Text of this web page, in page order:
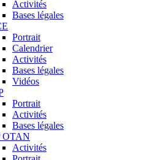
Activités
Bases légales
Portrait
Calendrier
Activités
Bases légales
Vidéos
Portrait
Activités
Bases légales
OTAN
Activités